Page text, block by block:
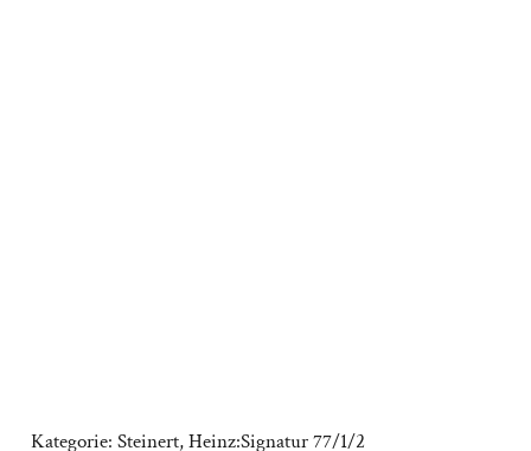
Kategorie: Steinert, Heinz:Signatur 77/1/2